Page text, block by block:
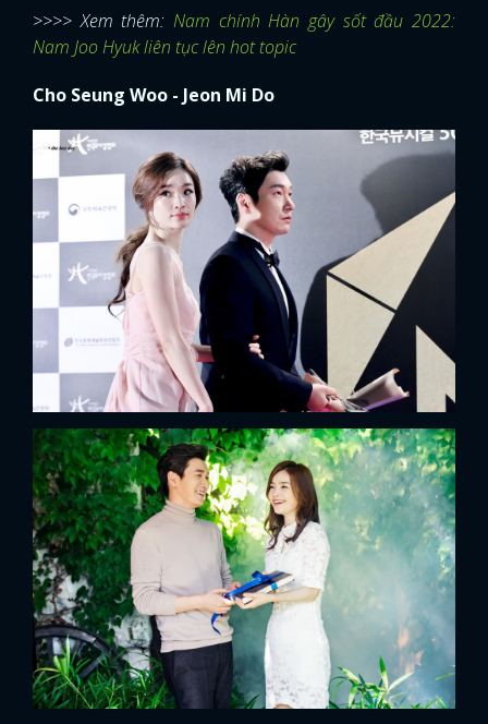
>>>> Xem thêm: Nam chính Hàn gây sốt đầu 2022:
Nam Joo Hyuk liên tục lên hot topic
Cho Seung Woo - Jeon Mi Do